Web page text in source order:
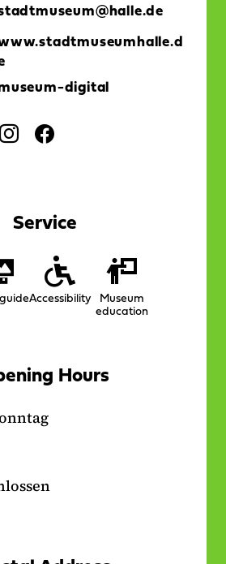
digital
I
g
-
k
F
b
o
k
-
L
k
Service
Accessibility
Museum
education
Hours